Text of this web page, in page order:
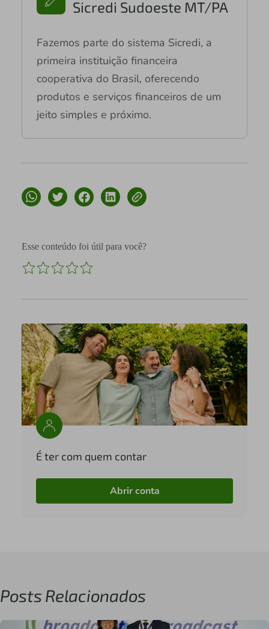
Sicredi Sudoeste MT/PA
Fazemos parte do sistema Sicredi, a
primeira instituição financeira
cooperativa do Brasil, oferecendo
produtos e serviços financeiros de um
jeito simples e próximo.
Esse conteúdo foi útil para você?
É ter com quem contar
Abrir conta
Posts Relacionados